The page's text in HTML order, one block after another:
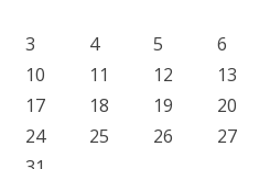
3
4 5 6
10
11 12 13
17
18 19 20
24
25 26 27